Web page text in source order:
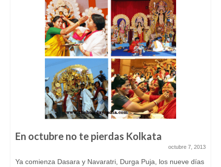
En octubre no te pierdas Kolkata
octubre 7, 2013
Ya comienza Dasara y Navaratri, Durga Puja, los nueve días